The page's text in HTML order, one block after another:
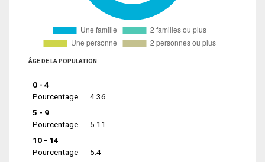
ÂGE DE LA POPULATION
0 - 4
Pourcentage
4.36
5 - 9
Pourcentage
5.11
10 - 14
Pourcentage
5.4